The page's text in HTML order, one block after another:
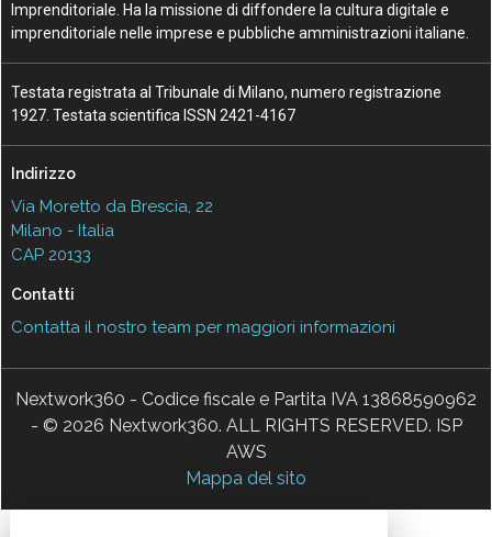
Imprenditoriale. Ha la missione di diffondere la cultura digitale e
imprenditoriale nelle imprese e pubbliche amministrazioni italiane.
Testata registrata al Tribunale di Milano, numero registrazione
1927. Testata scientifica ISSN 2421-4167
Indirizzo
Via Moretto da Brescia, 22
Milano - Italia
CAP 20133
Contatti
Contatta il nostro team per maggiori informazioni
Nextwork360 - Codice fiscale e Partita IVA 13868590962
- © 2026 Nextwork360. ALL RIGHTS RESERVED. ISP
AWS
Mappa del sito